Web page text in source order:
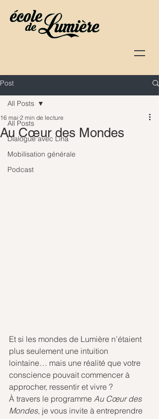
Post
All Posts
Dialogue avec Lina
Mobilisation générale
Podcast
All Posts
Au Cœur des Mondes
16 mai 2 min de lecture
Et si les mondes de Lumière n’étaient
plus seulement une intuition
lointaine… mais une réalité que votre
conscience pouvait commencer à
approcher, ressentir et vivre ?
À travers le programme Au Cœur des
Mondes, je vous invite à entreprendre